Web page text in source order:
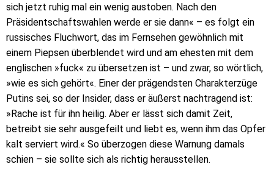
sich jetzt ruhig mal ein wenig austoben. Nach den
Präsidentschaftswahlen werde er sie dann« – es folgt ein
russisches Fluchwort, das im Fernsehen gewöhnlich mit
einem Piepsen überblendet wird und am ehesten mit dem
englischen »fuck« zu übersetzen ist – und zwar, so wörtlich,
»wie es sich gehört«. Einer der prägendsten Charakterzüge
Putins sei, so der Insider, dass er äußerst nachtragend ist:
»Rache ist für ihn heilig. Aber er lässt sich damit Zeit,
betreibt sie sehr ausgefeilt und liebt es, wenn ihm das Opfer
kalt serviert wird.« So überzogen diese Warnung damals
schien – sie sollte sich als richtig herausstellen.